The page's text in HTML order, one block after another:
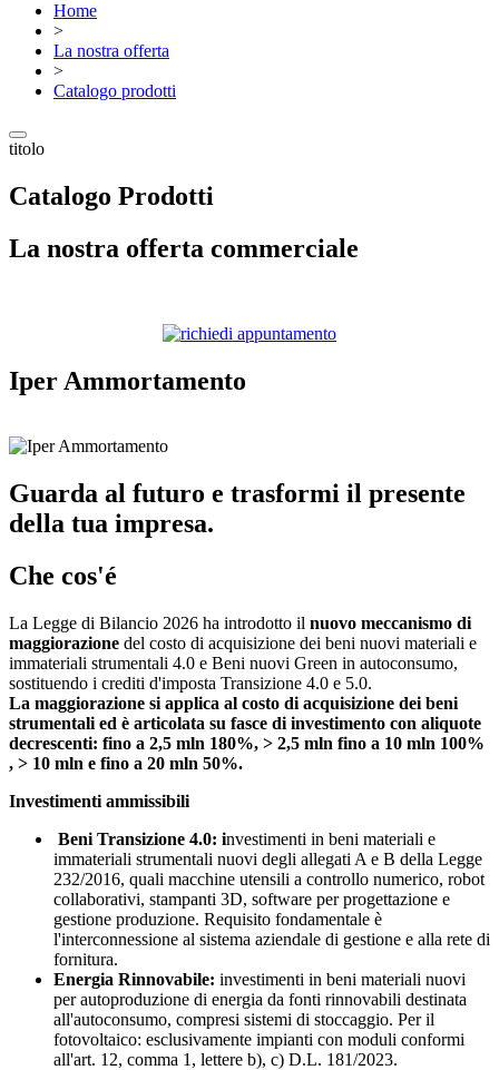
Home
>
La nostra offerta
>
Catalogo prodotti
titolo
Catalogo Prodotti
La nostra offerta commerciale
Iper Ammortamento
Guarda al futuro e trasformi il presente
della tua impresa.
Che cos'é
La Legge di Bilancio 2026 ha introdotto il nuovo meccanismo di
maggiorazione del costo di acquisizione dei beni nuovi materiali e
immateriali strumentali 4.0 e Beni nuovi Green in autoconsumo,
sostituendo i crediti d'imposta Transizione 4.0 e 5.0.
La maggiorazione si applica al costo di acquisizione dei beni
strumentali ed è articolata su fasce di investimento con aliquote
decrescenti: fino a 2,5 mln 180%, > 2,5 mln fino a 10 mln 100%
, > 10 mln e fino a 20 mln 50%.
Investimenti ammissibili
Beni Transizione 4.0: investimenti in beni materiali e
immateriali strumentali nuovi degli allegati A e B della Legge
232/2016, quali macchine utensili a controllo numerico, robot
collaborativi, stampanti 3D, software per progettazione e
gestione produzione. Requisito fondamentale è
l'interconnessione al sistema aziendale di gestione e alla rete di
fornitura.
Energia Rinnovabile: investimenti in beni materiali nuovi
per autoproduzione di energia da fonti rinnovabili destinata
all'autoconsumo, compresi sistemi di stoccaggio. Per il
fotovoltaico: esclusivamente impianti con moduli conformi
all'art. 12, comma 1, lettere b), c) D.L. 181/2023.